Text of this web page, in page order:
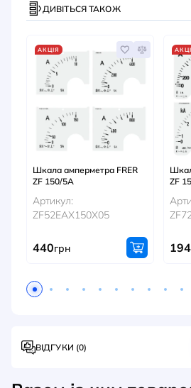
ДИВІТЬСЯ ТАКОЖ
АКЦІЯ
Шкала амперметра FRER
ZF 150/5A
Артикул:
ZF52EAX150X05
440грн
ZF
194
ВІДГУКИ (0)